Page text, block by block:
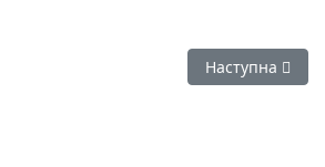
10 июля 2025 — начало первого
Наступна
Наступна